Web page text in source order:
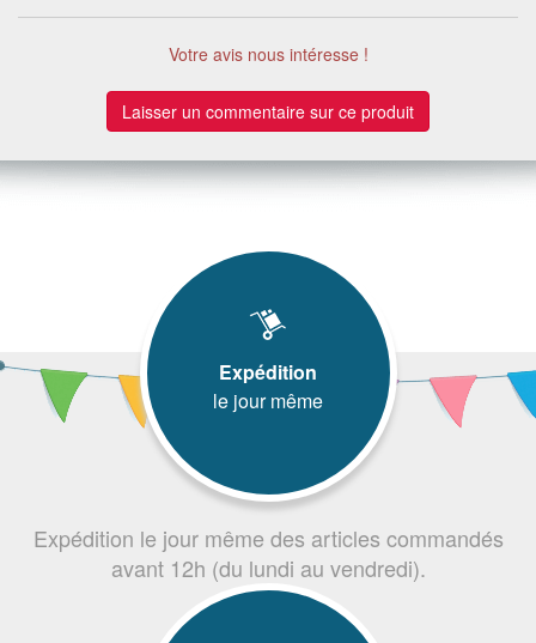
Votre avis nous intéresse !
Laisser un commentaire sur ce produit
Expédition
le jour même
Expédition le jour même des articles commandés
avant 12h (du lundi au vendredi).